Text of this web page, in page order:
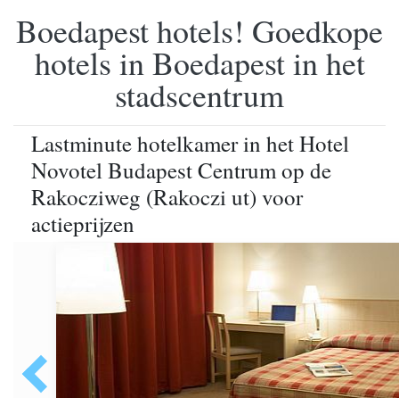
Boedapest hotels! Goedkope
hotels in Boedapest in het
stadscentrum
Lastminute hotelkamer in het Hotel
Novotel Budapest Centrum op de
Rakocziweg (Rakoczi ut) voor
actieprijzen